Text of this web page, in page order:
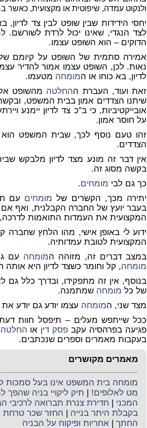
ולנקוט עמדה, שיפוטית או מקצועית, כאשר
יחסי הידידות שבין שופט לבין צד לדיון,
לצד הנגדי, שאינו יכול לרדת
הדוקים – הוא השופט עצמו.
אמירה סתמית של השופט על קיומם של
נאות. לכן, השופט עצמו אמור להדיר
לדיון, בא כוחו או המומחה מטעמו.
זאת ועוד, העברת ההחלטה מהשופט
שיתנו הצדדים אמון בבית המשפט,
אובייקטיביות, כי ב"כ צד לדיון יימנע
על חוסר אמון.
זהו טעם נוסף לכך, שבית המשפט
הצדדים.
אין דבר זה מונע מצד לדיון מלבקש
בקשה מסוג זה.
כך גם לבי מומחים.
יתירה מכך, הקשרים של מומחים עם
בעבר יועץ של החברה הקבלנית, ואף אם
המקצועית את העמדות התואמות לדרכה,
ידוע לי באופן אישי, מהו הלחץ שחברה
המקצועית לטובת עמדותיה.
במצב דברים זה, מזוהה המומחה עם
מומחה, קל וחומר כשצד לדיון היא אותה
בנוסף, אין זה מתפקידו, ובדרך כלל גם
של כל מומחה שמתמנה.
מצד שני, המומחה עצמו יודע גם יודע
ככל שייתפש מעלים – תיפסל חוות
פגיעה בפרהסיה עקב פסק דין או החלטה
בעקבות מאמרים וספרים שנכתבים.
מאמרים מקושרים
מומחה בית המשפט אינו בעל סמכות
מט לאלופים! | תיק ליקויי בניה
המכני | חדירת צנרת תברואה לרכיבי
בקבלת היתר בנייה | החזר שכר טרחת
החתך | אחריות ופיקוח על הבניה